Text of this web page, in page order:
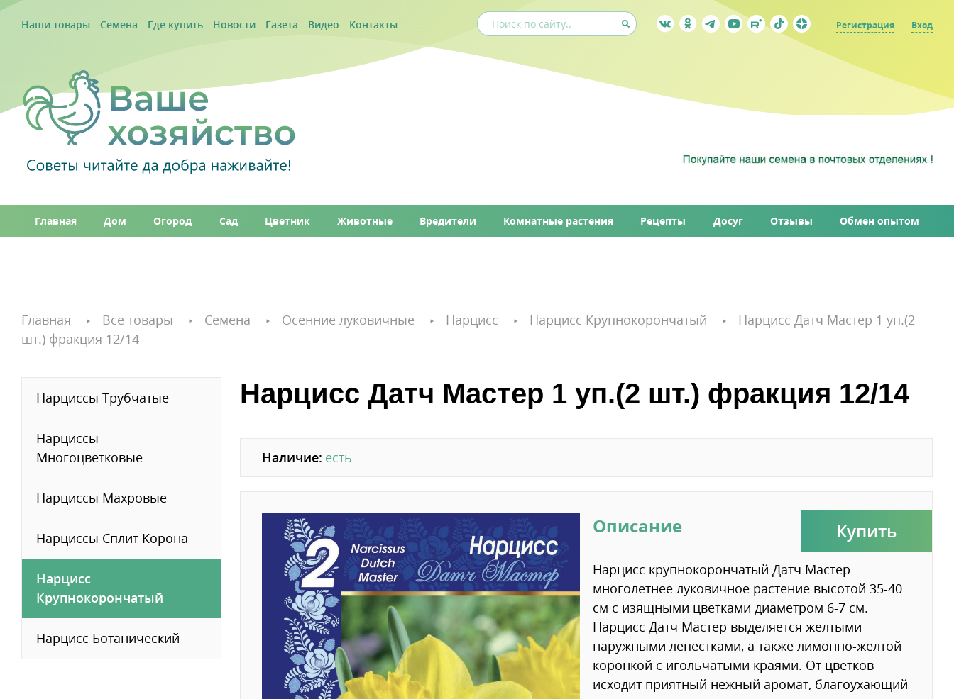
Наши товары Семена Где купить Новости Газета Видео Контакты Регистрация Вход
Главная Дом Огород Сад Цветник Животные Вредители Комнатные растения Рецепты Досуг Отзывы Обмен опытом
Главная Все товары Семена Осенние луковичные Нарцисс Нарцисс Крупнокорончатый
Нарцисс Датч Мастер 1 уп.(2
шт.) фракция 12/14
Нарциссы Трубчатые
Нарциссы
Многоцветковые
Нарциссы Махровые
Нарциссы Сплит Корона
Нарцисс
Крупнокорончатый
Нарцисс Ботанический
Нарцисс Датч Мастер 1 уп.(2 шт.) фракция 12/14
Наличие: есть
Купить
Описание
Нарцисс крупнокорончатый Датч Мастер —
многолетнее луковичное растение высотой 35-40
см с изящными цветками диаметром 6-7 см.
Нарцисс Датч Мастер выделяется желтыми
наружными лепестками, а также лимонно-желтой
коронкой с игольчатыми краями. От цветков
исходит приятный нежный аромат, благоухающий